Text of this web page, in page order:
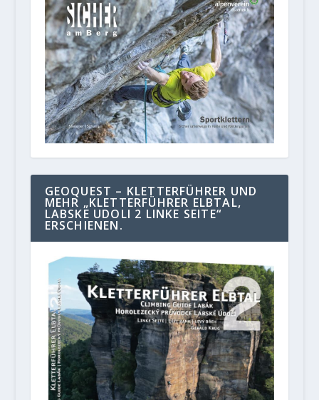
GEOQUEST – KLETTERFÜHRER UND
MEHR „KLETTERFÜHRER ELBTAL,
LABSKE UDOLI 2 LINKE SEITE“
ERSCHIENEN.